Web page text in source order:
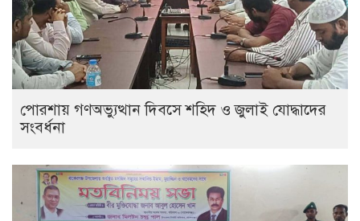
পোরশায় গণঅভ্যুত্থান দিবসে শহিদ ও জুলাই যোদ্ধাদের
সংবর্ধনা